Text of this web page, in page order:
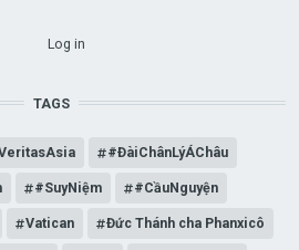
Log in
TAGS
#ĐàiChânLýÁChâu
#SuyNiệm #CầuNguyện
Vatican Đức Thánh cha Phanxicô